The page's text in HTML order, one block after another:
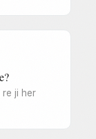
re ji her